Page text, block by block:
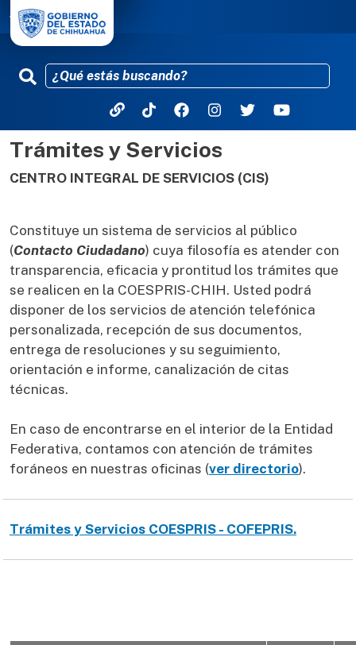
Pasar al contenido principal
Trámites y Servicios
CENTRO INTEGRAL DE SERVICIOS (CIS)
Constituye un sistema de servicios al público
(Contacto Ciudadano) cuya filosofía es atender con
transparencia, eficacia y prontitud los trámites que
se realicen en la COESPRIS-CHIH. Usted podrá
disponer de los servicios de atención telefónica
personalizada, recepción de sus documentos,
entrega de resoluciones y su seguimiento,
orientación e informe, canalización de citas
técnicas.
En caso de encontrarse en el interior de la Entidad
Federativa, contamos con atención de trámites
foráneos en nuestras oficinas (ver directorio).
Trámites y Servicios COESPRIS - COFEPRIS.